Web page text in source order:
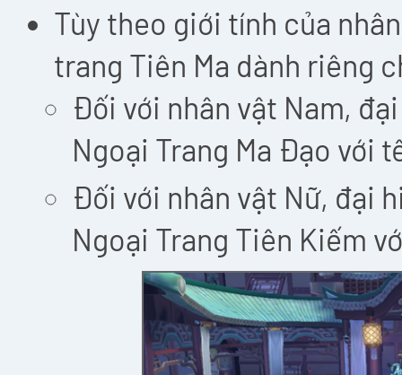
Tùy theo giới tính của
trang Tiên Ma dành riêng
Đối với nhân vật Nam,
Ngoại Trang Ma Đạo với
Đối với nhân vật Nữ, đại
Ngoại Trang Tiên Kiếm